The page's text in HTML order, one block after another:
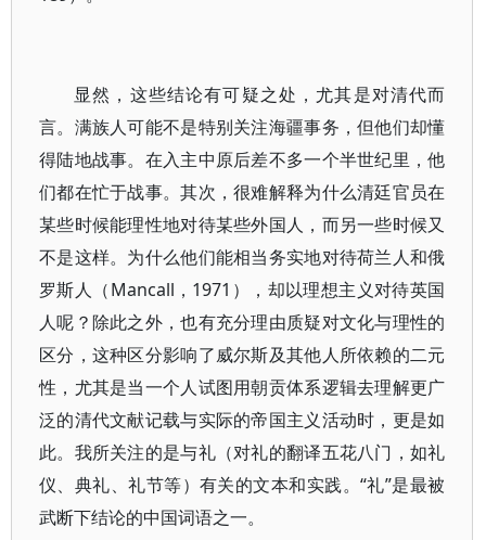
显然，这些结论有可疑之处，尤其是对清代而
言。满族人可能不是特别关注海疆事务，但他们却懂
得陆地战事。在入主中原后差不多一个半世纪里，他
们都在忙于战事。其次，很难解释为什么清廷官员在
某些时候能理性地对待某些外国人，而另一些时候又
不是这样。为什么他们能相当务实地对待荷兰人和俄
罗斯人（Mancall，1971），却以理想主义对待英国
人呢？除此之外，也有充分理由质疑对文化与理性的
区分，这种区分影响了威尔斯及其他人所依赖的二元
性，尤其是当一个人试图用朝贡体系逻辑去理解更广
泛的清代文献记载与实际的帝国主义活动时，更是如
此。我所关注的是与礼（对礼的翻译五花八门，如礼
仪、典礼、礼节等）有关的文本和实践。“礼”是最被
武断下结论的中国词语之一。